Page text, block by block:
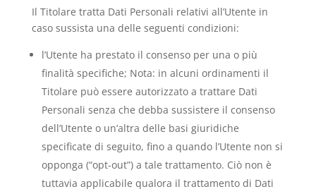
Il Titolare tratta Dati Personali relativi all’Utente in
caso sussista una delle seguenti condizioni:
l’Utente ha prestato il consenso per una o più
finalità specifiche; Nota: in alcuni ordinamenti il
Titolare può essere autorizzato a trattare Dati
Personali senza che debba sussistere il consenso
dell’Utente o un’altra delle basi giuridiche
specificate di seguito, fino a quando l’Utente non si
opponga (“opt-out”) a tale trattamento. Ciò non è
tuttavia applicabile qualora il trattamento di Dati